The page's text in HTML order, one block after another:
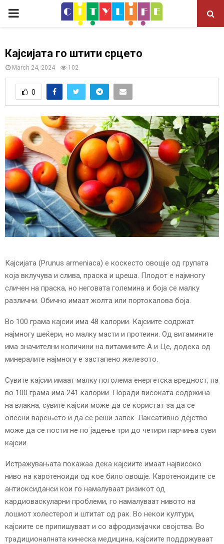
P
I
A
R
Y
M
E
N
U
Кајсијата го штити срцето
March 24, 2024 102
0
Кајсијата (Prunus armeniaca) е коскесто овошје од групата
која вклучува и слива, праска и цреша. Плодот е најмногу
сличен на праска, но неговата големина и боја се малку
различни. Обично имаат жолта или портокалова боја.
Во 100 грама кајсии има 48 калории. Кајсиите содржат
најмногу шеќери, но малку масти и протеини. Од витамините
има значителни количини на витамините А и Це, додека од
минералите најмногу е застапено железото.
Сувите кајсии имаат малку поголема енергетска вредност, па
во 100 грама има 241 калории. Поради високата содржина
на влакна, сувите кајсии може да се користат за да се
олесни варењето и да се реши запек. Лаксативно дејство
може да се постигне по јадење три до четири парчиња суви
кајсии.
Истражувањата покажаа дека кајсиите имаат највисоко
ниво на каротеноиди од кое било овошје. Каротеноидите се
антиоксиданси кои го намалуваат ризикот од
кардиоваскуларни проблеми, го намалуваат нивото на
лошиот холестерол и штитат од рак. Во некои култури,
кајсиите се припишуваат и со афродизијачки својства. Во
традиционалната кинеска медицина, кајсиите поддржуваат